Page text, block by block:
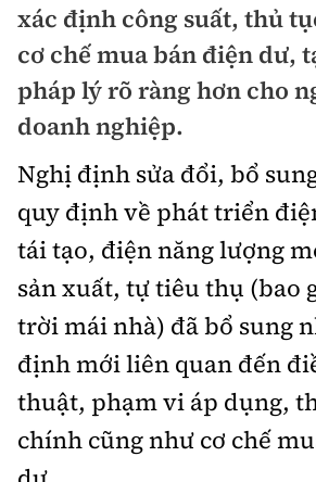
Chuyện dọc đường
Cải chính
Quy hoạch kiến trúc
Vật liệu xây dựng
Giám định chất lượng
Quản lý đô thị
Quản lý
Đường bộ
Hàng không
Đường sắt
Đăng kiểm
Đường sắt tốc độ cao
Đường thủy
Hàng hải
Đường sắt đô thị
Kinh tế
Thị trường
Chứng khoán
Bảo hiểm
Doanh nghiệp
Pháp luật
Thanh tra
An ninh hình sự
Điều tra
Pháp đình
Hỏi - Đáp
An toàn giao thông
Giao thông 24h
ATGT địa phương
Văn hóa giao thông
Lái xe an toàn
Chung tay vì ATGT
Chất lượng sống
Giáo dục
Y tế
Đời sống
Lao động - Công đoàn
Văn hóa - Giải Trí
Văn hóa
Showbiz
Thể thao
Bóng đá
Bình luận
Công nghệ
xác định công suất, thủ
cơ chế mua bán điện dư,
pháp lý rõ ràng hơn cho
doanh nghiệp.
Nghị định sửa đổi, bổ
quy định về phát triển
tái tạo, điện năng lượng
sản xuất, tự tiêu thụ (bao
trời mái nhà) đã bổ sung
định mới liên quan đến
thuật, phạm vi áp dụng,
chính cũng như cơ chế